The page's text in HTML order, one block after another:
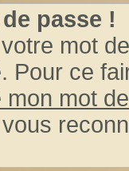
passe !
mot
Pour ce
mon mot